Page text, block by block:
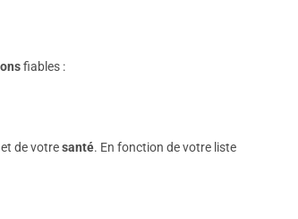
fiables :
de votresanté. En fonction de votre liste